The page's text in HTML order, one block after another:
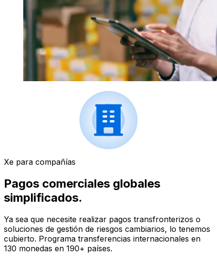
Xe para compañías
Pagos comerciales globales
simplificados.
Ya sea que necesite realizar pagos transfronterizos o
soluciones de gestión de riesgos cambiarios, lo tenemos
cubierto. Programa transferencias internacionales en
130 monedas en 190+ países.